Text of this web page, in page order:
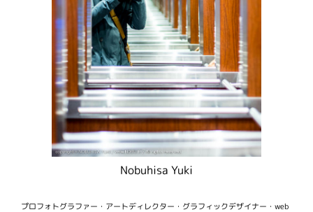
Nobuhisa Yuki
プロフォトグラファー・アートディレクター・グラフィックデザイナー・web